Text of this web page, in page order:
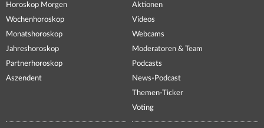
Horoskop Morgen
Wochenhoroskop
Monatshoroskop
Jahreshoroskop
Partnerhoroskop
Aszendent
Aktionen
Videos
Webcams
Moderatoren & Team
Podcasts
News-Podcast
Themen-Ticker
Voting